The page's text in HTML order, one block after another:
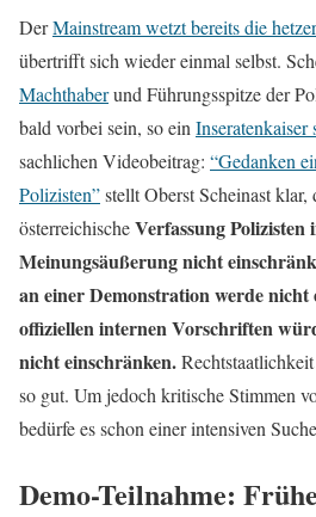
DerMainstream wetzt bereits die
übertrifft sich wieder einmal selbst.
Machthaberund Führungsspitze der
bald vorbei sein, so einInseratenkaiser
sachlichen Videobeitrag: “Gedanken
Polizisten”stellt Oberst Scheinast
österreichischeVerfassung
Meinungsäußerung nicht
an einer Demonstration werde
offiziellen internen Vorschriften
nicht einschränken.
so gut. Um jedoch kritische Stimmen
bedürfe es schon einer intensiven
Demo-Teilnahme: